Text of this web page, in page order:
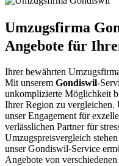
Umzugsfirma
Angebote für
Ihrer bewährten
Mit unserem Gondiswil-
unkomplizierte Möglichkeit
Ihrer Region zu vergleichen.
unser Engagement für
verlässlichen Partner für
Umzugspreisvergleich
unser Gondiswil-Service
Angebote von